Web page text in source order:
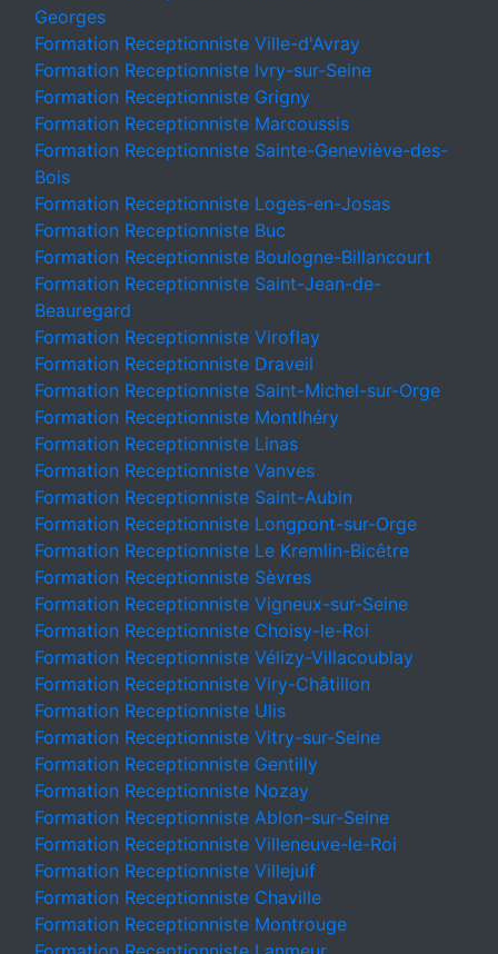
Georges
Formation Receptionniste Ville-d'Avray
Formation Receptionniste Ivry-sur-Seine
Formation Receptionniste Grigny
Formation Receptionniste Marcoussis
Formation Receptionniste Sainte-Geneviève-des-
Bois
Formation Receptionniste Loges-en-Josas
Formation Receptionniste Buc
Formation Receptionniste Boulogne-Billancourt
Formation Receptionniste Saint-Jean-de-
Beauregard
Formation Receptionniste Viroflay
Formation Receptionniste Draveil
Formation Receptionniste Saint-Michel-sur-Orge
Formation Receptionniste Montlhéry
Formation Receptionniste Linas
Formation Receptionniste Vanves
Formation Receptionniste Saint-Aubin
Formation Receptionniste Longpont-sur-Orge
Formation Receptionniste Le Kremlin-Bicêtre
Formation Receptionniste Sèvres
Formation Receptionniste Vigneux-sur-Seine
Formation Receptionniste Choisy-le-Roi
Formation Receptionniste Vélizy-Villacoublay
Formation Receptionniste Viry-Châtillon
Formation Receptionniste Ulis
Formation Receptionniste Vitry-sur-Seine
Formation Receptionniste Gentilly
Formation Receptionniste Nozay
Formation Receptionniste Ablon-sur-Seine
Formation Receptionniste Villeneuve-le-Roi
Formation Receptionniste Villejuif
Formation Receptionniste Chaville
Formation Receptionniste Montrouge